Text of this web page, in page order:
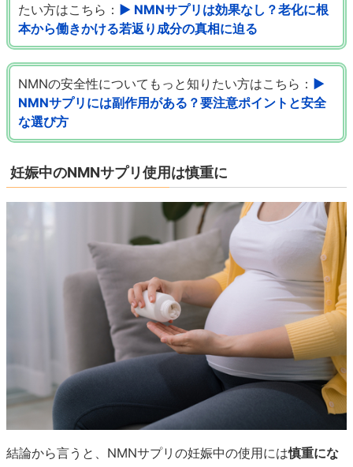
たい方はこちら： ▶ NMNサプリは効果なし？老化に根
本から働きかける若返り成分の真相に迫る
NMNの安全性についてもっと知りたい方はこちら： ▶
NMNサプリには副作用がある？要注意ポイントと安全
な選び方
妊娠中のNMNサプリ使用は慎重に
結論から言うと、NMNサプリの妊娠中の使用には慎重にな